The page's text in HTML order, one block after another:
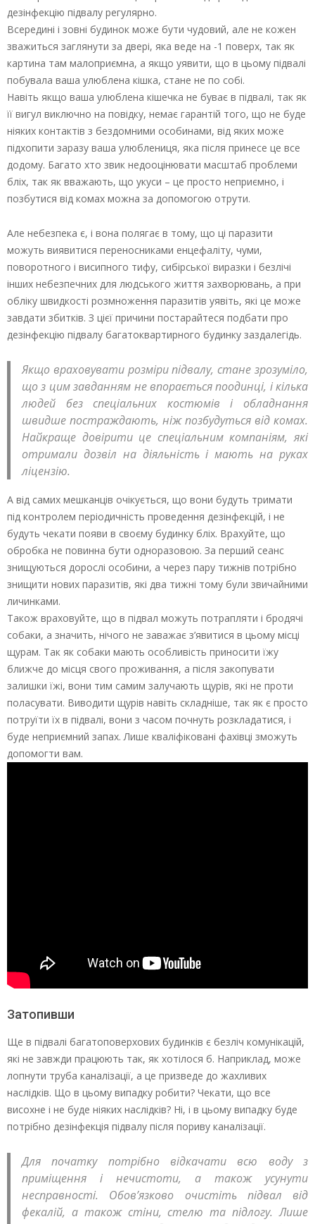
дезінфекцію підвалу регулярно.
Всередині і зовні будинок може бути чудовий, але не кожен
зважиться заглянути за двері, яка веде на -1 поверх, так як
картина там малоприємна, а якщо уявити, що в цьому підвалі
побувала ваша улюблена кішка, стане не по собі.
Навіть якщо ваша улюблена кішечка не буває в підвалі, так як
її вигул виключно на повідку, немає гарантій того, що не буде
ніяких контактів з бездомними особинами, від яких може
підхопити заразу ваша улюблениця, яка після принесе це все
додому. Багато хто звик недооцінювати масштаб проблеми
бліх, так як вважають, що укуси – це просто неприємно, і
позбутися від комах можна за допомогою отрути.
Але небезпека є, і вона полягає в тому, що ці паразити
можуть виявитися переносниками енцефаліту, чуми,
поворотного і висипного тифу, сибірської виразки і безлічі
інших небезпечних для людського життя захворювань, а при
обліку швидкості розмноження паразитів уявіть, які це може
завдати збитків. З цієї причини постарайтеся подбати про
дезінфекцію підвалу багатоквартирного будинку заздалегідь.
Якщо враховувати розміри підвалу, стане зрозуміло,
що з цим завданням не впорається поодинці, і кілька
людей без спеціальних костюмів і обладнання
швидше постраждають, ніж позбудуться від комах.
Найкраще довірити це спеціальним компаніям, які
отримали дозвіл на діяльність і мають на руках
ліцензію.
А від самих мешканців очікується, що вони будуть тримати
під контролем періодичність проведення дезінфекцій, і не
будуть чекати появи в своєму будинку бліх. Врахуйте, що
обробка не повинна бути одноразовою. За перший сеанс
знищуються дорослі особини, а через пару тижнів потрібно
знищити нових паразитів, які два тижні тому були звичайними
личинками.
Також враховуйте, що в підвал можуть потрапляти і бродячі
собаки, а значить, нічого не заважає з’явитися в цьому місці
щурам. Так як собаки мають особливість приносити їжу
ближче до місця свого проживання, а після закопувати
залишки їжі, вони тим самим залучають щурів, які не проти
поласувати. Виводити щурів навіть складніше, так як є просто
потруїти їх в підвалі, вони з часом почнуть розкладатися, і
буде неприємний запах. Лише кваліфіковані фахівці зможуть
допомогти вам.
Затопивши
Ще в підвалі багатоповерхових будинків є безліч комунікацій,
які не завжди працюють так, як хотілося б. Наприклад, може
лопнути труба каналізації, а це призведе до жахливих
наслідків. Що в цьому випадку робити? Чекати, що все
висохне і не буде ніяких наслідків? Ні, і в цьому випадку буде
потрібно дезінфекція підвалу після пориву каналізації.
Для початку потрібно відкачати всю воду з
приміщення і нечистоти, а також усунути
несправності. Обов’язково очистіть підвал від
фекалій, а також стіни, стелю та підлогу. Лише